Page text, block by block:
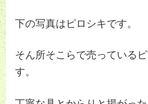
下の写真はピロシキです。
そん所そこらで売っている
す。